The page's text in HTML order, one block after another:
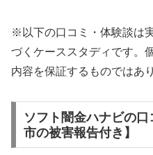
※以下の口コミ・体験談は
づくケーススタディです。
内容を保証するものではあ
ソフト闇金ハナビの
市の被害報告付き】